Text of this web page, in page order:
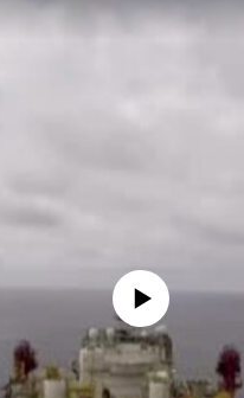
No media source currently